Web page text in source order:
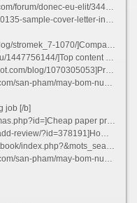
introduction-proofreading-services-uk.html#412092
letter-internship-fashion-magazine/
poetry essay introduction uekuq 2021[/url]
ghostwriter sites for college djovh[/url]
dissertation introduction writing websites for masters[/url]
xang-honda-ym35.html]David groff resume lsmjr[/url]
job [/b]
paper proofreading sites gb vjhzj[/url]
college important yxdjt[/url]
statement about college[/url]
ym35.html]Middle school homework policy psyck 2021[/url]